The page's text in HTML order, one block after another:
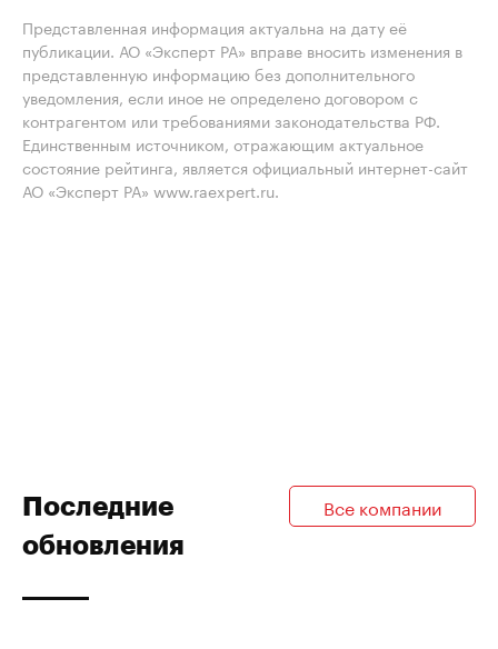
Представленная информация актуальна на дату её
публикации. АО «Эксперт РА» вправе вносить изменения в
представленную информацию без дополнительного
уведомления, если иное не определено договором с
контрагентом или требованиями законодательства РФ.
Единственным источником, отражающим актуальное
состояние рейтинга, является официальный интернет-сайт
АО «Эксперт РА» www.raexpert.ru.
Последние
обновления
Все компании